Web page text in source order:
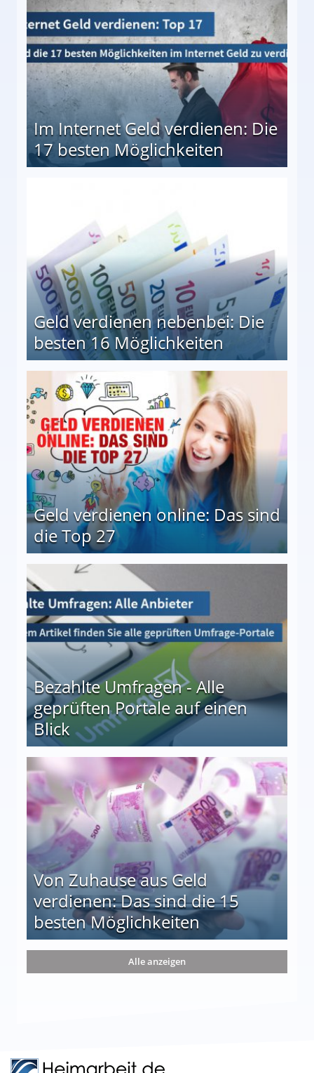
Im Internet Geld verdienen: Die
17 besten Möglichkeiten
Geld verdienen nebenbei: Die
besten 16 Möglichkeiten
Geld verdienen online: Das sind
die Top 27
Bezahlte Umfragen - Alle
geprüften Portale auf einen
Blick
auf einen Blick
Von Zuhause aus Geld
verdienen: Das sind die 15
besten Möglichkeiten
die 15 besten Möglichkeiten
Alle anzeigen